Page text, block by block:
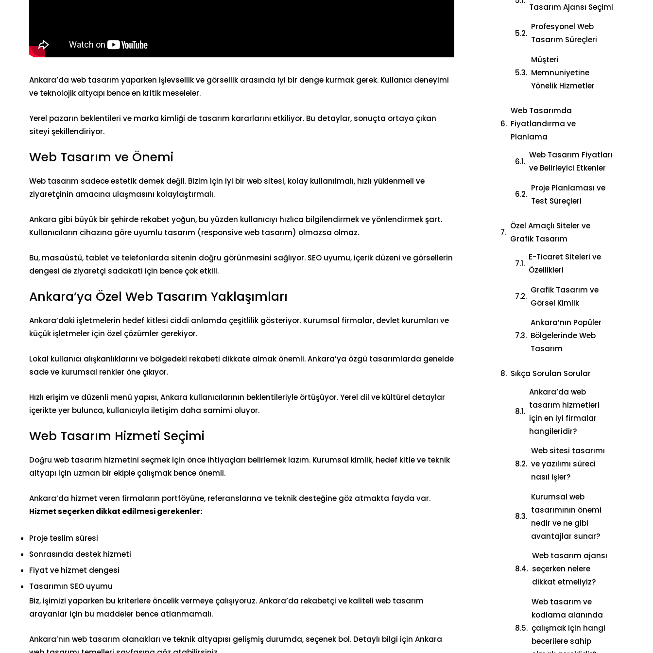
Ankara’da web tasarım yaparken işlevsellik ve görsellik arasında iyi bir denge kurmak gerek. Kullanıcı deneyimi
ve teknolojik altyapı bence en kritik meseleler.
Yerel pazarın beklentileri ve marka kimliği de tasarım kararlarını etkiliyor. Bu detaylar, sonuçta ortaya çıkan
siteyi şekillendiriyor.
Web Tasarım ve Önemi
Web tasarım sadece estetik demek değil. Bizim için iyi bir web sitesi, kolay kullanılmalı, hızlı yüklenmeli ve
ziyaretçinin amacına ulaşmasını kolaylaştırmalı.
Ankara gibi büyük bir şehirde rekabet yoğun, bu yüzden kullanıcıyı hızlıca bilgilendirmek ve yönlendirmek şart.
Kullanıcıların cihazına göre uyumlu tasarım (responsive web tasarım) olmazsa olmaz.
Bu, masaüstü, tablet ve telefonlarda sitenin doğru görünmesini sağlıyor. SEO uyumu, içerik düzeni ve görsellerin
dengesi de ziyaretçi sadakati için bence çok etkili.
Ankara’ya Özel Web Tasarım Yaklaşımları
Ankara’daki işletmelerin hedef kitlesi ciddi anlamda çeşitlilik gösteriyor. Kurumsal firmalar, devlet kurumları ve
küçük işletmeler için özel çözümler gerekiyor.
Lokal kullanıcı alışkanlıklarını ve bölgedeki rekabeti dikkate almak önemli. Ankara’ya özgü tasarımlarda genelde
sade ve kurumsal renkler öne çıkıyor.
Hızlı erişim ve düzenli menü yapısı, Ankara kullanıcılarının beklentileriyle örtüşüyor. Yerel dil ve kültürel detaylar
içerikte yer bulunca, kullanıcıyla iletişim daha samimi oluyor.
Web Tasarım Hizmeti Seçimi
Doğru web tasarım hizmetini seçmek için önce ihtiyaçları belirlemek lazım. Kurumsal kimlik, hedef kitle ve teknik
altyapı için uzman bir ekiple çalışmak bence önemli.
Ankara’da hizmet veren firmaların portföyüne, referanslarına ve teknik desteğine göz atmakta fayda var.
Hizmet seçerken dikkat edilmesi gerekenler:
Proje teslim süresi
Sonrasında destek hizmeti
Fiyat ve hizmet dengesi
Tasarımın SEO uyumu
Biz, işimizi yaparken bu kriterlere öncelik vermeye çalışıyoruz. Ankara’da rekabetçi ve kaliteli web tasarım
arayanlar için bu maddeler bence atlanmamalı.
Ankara’nın web tasarım olanakları ve teknik altyapısı gelişmiş durumda, seçenek bol. Detaylı bilgi için Ankara
Tasarım Ajansı Seçimi
Profesyonel Web
Tasarım Süreçleri
Müşteri
Memnuniyetine
Yönelik Hizmetler
Web Tasarımda
Fiyatlandırma ve
Planlama
Web Tasarım Fiyatları
ve Belirleyici Etkenler
Proje Planlaması ve
Test Süreçleri
Özel Amaçlı Siteler ve
Grafik Tasarım
E-Ticaret Siteleri ve
Özellikleri
Grafik Tasarım ve
Görsel Kimlik
Ankara’nın Popüler
Bölgelerinde Web
Tasarım
Sıkça Sorulan Sorular
Ankara’da web
tasarım hizmetleri
için en iyi firmalar
hangileridir?
Web sitesi tasarımı
ve yazılımı süreci
nasıl işler?
Kurumsal web
tasarımının önemi
nedir ve ne gibi
avantajlar sunar?
Web tasarım ajansı
seçerken nelere
dikkat etmeliyiz?
Web tasarım ve
kodlama alanında
çalışmak için hangi
becerilere sahip